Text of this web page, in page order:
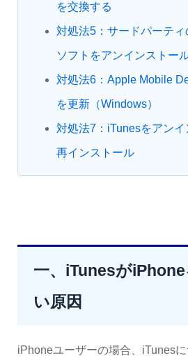
を交換する
対処法5：サードパーティ
ソフトをアンインストー
対処法6：Apple Mobile
を更新（Windows）
対処法7：iTunesをアンイ
再インストール
一、iTunesが
い原因
iPhoneユーザーの場合、iTunes